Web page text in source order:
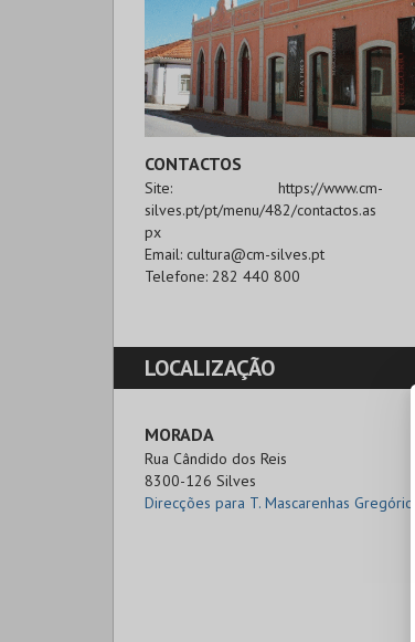
CONTACTOS
Site: https://www.cm-
silves.pt/pt/menu/482/contactos.as
px
Email: cultura@cm-silves.pt
Telefone: 282 440 800
LOCALIZAÇÃO
MORADA
Rua Cândido dos Reis
8300-126 Silves
Direcções para T. Mascarenhas Gregório